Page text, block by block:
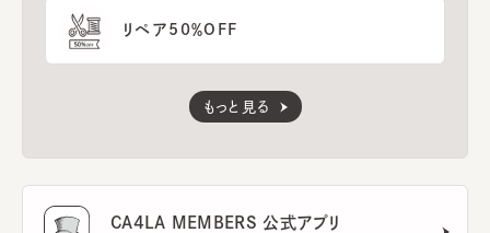
リペア50％OFF
もっと見る
CA4LA MEMBERS 公式アプリ